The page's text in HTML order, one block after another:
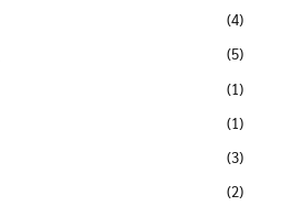
(4)
(5)
(1)
(1)
(3)
(2)